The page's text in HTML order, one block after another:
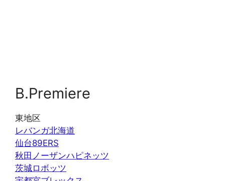
B.Premiere
東地区
レバンガ北海道
仙台89ERS
秋田ノーザンハピネッツ
茨城ロボッツ